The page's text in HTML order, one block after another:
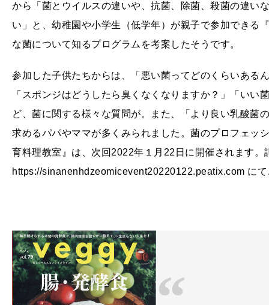
から「菌とウイルスの違いや、抗菌、除菌、殺菌の違い
い」と、幼稚園や小学生（低学年）が親子で参加できる
な菌について知るプログラムを考案したそうです。
参加した子供たちからは、「悪い菌ってどのくらいある
「スポンジはどうしたら臭くなくなりますか？」「いい
ど、菌に関する様々な質問が。また、「より良い乳酸菌
求めるパパやママが多くみられました。菌のプロフェッ
育料理教室』は、次回2022年１月22日に開催されます。
https://sinanenhdzeomicevent20220122.peatix.com に